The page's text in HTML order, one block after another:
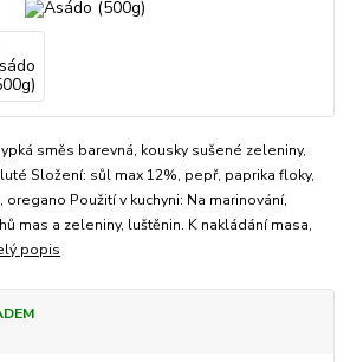
směs barevná, kousky sušené zeleniny,
Složení: sůl max 12%, pepř, paprika floky,
Použití v kuchyni: Na marinování,
mas a zeleniny, luštěnin. K nakládání masa,
popis